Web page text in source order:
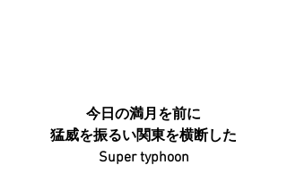
今日の満月を前に
猛威を振るい関東を横断した
Super typhoon